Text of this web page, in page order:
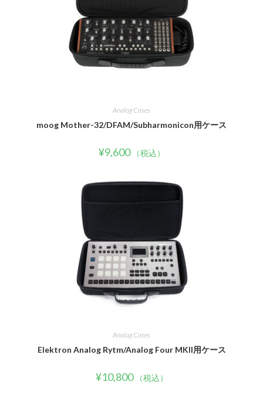
Analog Cases
moog Mother-32/DFAM/Subharmonicon用ケース
¥9,600 （税込）
Analog Cases
Elektron Analog Rytm/Analog Four MKII用ケース
¥10,800 （税込）